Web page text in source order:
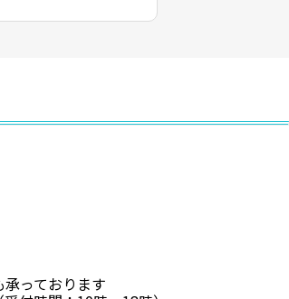
っております